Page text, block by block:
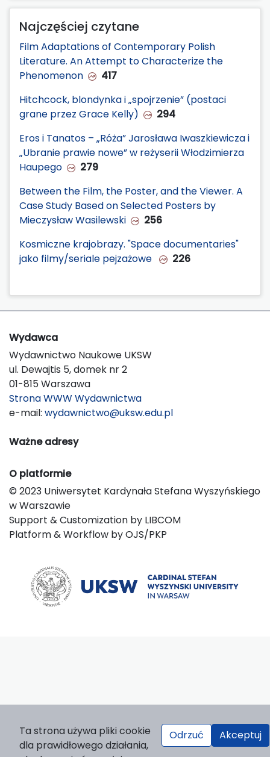
Najczęściej czytane
Film Adaptations of Contemporary Polish
Literature. An Attempt to Characterize the
Phenomenon
417
Hitchcock, blondynka i „spojrzenie” (postaci
grane przez Grace Kelly)
294
Eros i Tanatos – „Róża” Jarosława Iwaszkiewicza i
„Ubranie prawie nowe” w reżyserii Włodzimierza
Haupego
279
Between the Film, the Poster, and the Viewer. A
Case Study Based on Selected Posters by
Mieczysław Wasilewski
256
Kosmiczne krajobrazy. "Space documentaries"
jako filmy/seriale pejzażowe
226
Wydawca
Wydawnictwo Naukowe UKSW
ul. Dewajtis 5, domek nr 2
01-815 Warszawa
Strona WWW Wydawnictwa
e-mail: wydawnictwo@uksw.edu.pl
Ważne adresy
O platformie
© 2023 Uniwersytet Kardynała Stefana Wyszyńskiego
w Warszawie
Support & Customization by LIBCOM
Platform & Workflow by OJS/PKP
Ta strona używa pliki cookie
dla prawidłowego działania,
Odrzuć Akceptuj